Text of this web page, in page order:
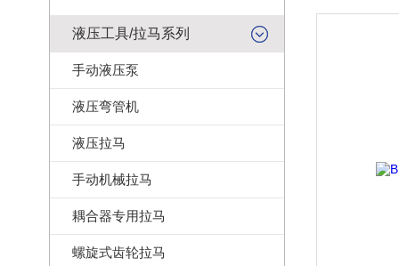
液压工具/拉马系列
手动液压泵
液压弯管机
液压拉马
手动机械拉马
耦合器专用拉马
螺旋式齿轮拉马